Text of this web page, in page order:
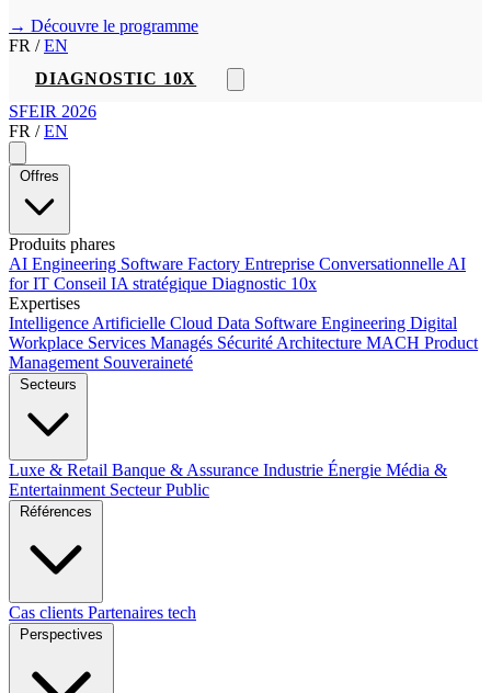
→ Découvre le programme
FR / EN
DIAGNOSTIC 10X
SFEIR 2026
FR / EN
Offres
Produits phares
AI Engineering Software Factory Entreprise Conversationnelle AI
for IT Conseil IA stratégique Diagnostic 10x
Expertises
Intelligence Artificielle Cloud Data Software Engineering Digital
Workplace Services Managés Sécurité Architecture MACH Product
Management Souveraineté
Secteurs
Luxe & Retail Banque & Assurance Industrie Énergie Média &
Entertainment Secteur Public
Références
Cas clients Partenaires tech
Perspectives